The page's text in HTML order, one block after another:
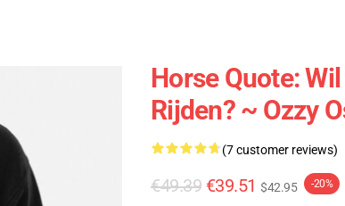
Horse Quote:
Rijden? ~ Ozzy
(7 customer reviews)
€49.39 €39.51 $42.95 -20%